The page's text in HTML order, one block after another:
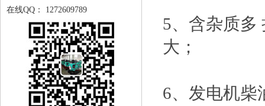
在线QQ： 1272609789
5、含杂质多
大；
6、发电机柴